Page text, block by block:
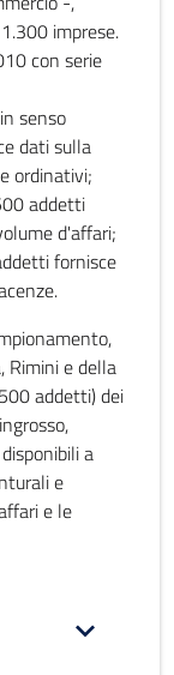
imprese.
con serie
senso
dati sulla
ordinativi;
addetti
d'affari;
fornisce
Rimini e della
addetti) dei
a
e
e le